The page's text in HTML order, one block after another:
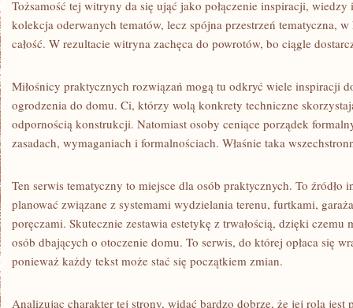
Tożsamość tej witryny da się ująć jako połączenie inspiracji,
kolekcja oderwanych tematów, lecz spójna przestrzeń tematyczna,
całość. W rezultacie witryna zachęca do powrotów, bo ciągle
Miłośnicy praktycznych rozwiązań mogą tu odkryć wiele inspiracji
ogrodzenia do domu. Ci, którzy wolą konkrety techniczne
odpornością konstrukcji. Natomiast osoby ceniące porządek
zasadach, wymaganiach i formalnościach. Właśnie taka
Ten serwis tematyczny to miejsce dla osób praktycznych. To źródło
planować związane z systemami wydzielania terenu, furtkami,
poręczami. Skutecznie zestawia estetykę z trwałością, dzięki czemu
osób dbających o otoczenie domu. To serwis, do której opłaca się
ponieważ każdy tekst może stać się początkiem zmian.
Analizując charakter tej strony, widać bardzo dobrze, że jej rolą jest